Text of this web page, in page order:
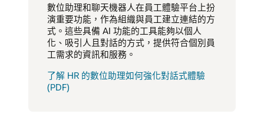
數位助理和聊天機器人在員工體驗平台上扮
演重要功能，作為組織與員工建立連結的方
式。這些具備 AI 功能的工具能夠以個人
化、吸引人且對話的方式，提供符合個別員
工需求的資訊和服務。
了解 HR 的數位助理如何強化對話式體驗
(PDF)